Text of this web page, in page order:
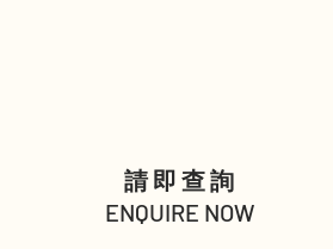
請即查詢
ENQUIRE NOW